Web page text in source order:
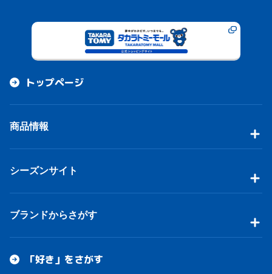
トップページ
商品情報
シーズンサイト
ブランドからさがす
「好き」をさがす